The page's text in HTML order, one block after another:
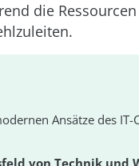
die
Ansätze des